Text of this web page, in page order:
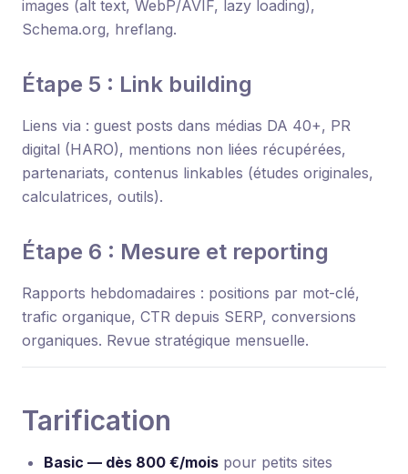
images (alt text, WebP/AVIF, lazy loading),
Schema.org, hreflang.
Étape 5 : Link building
Liens via : guest posts dans médias DA 40+, PR
digital (HARO), mentions non liées récupérées,
partenariats, contenus linkables (études originales,
calculatrices, outils).
Étape 6 : Mesure et reporting
Rapports hebdomadaires : positions par mot-clé,
trafic organique, CTR depuis SERP, conversions
organiques. Revue stratégique mensuelle.
Tarification
Basic — dès 800 €/mois pour petits sites